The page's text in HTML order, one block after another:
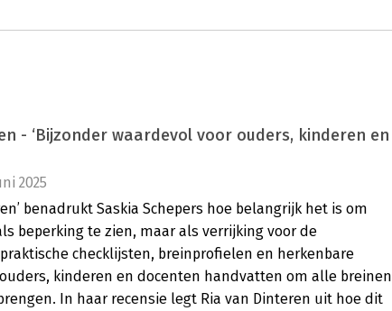
- ‘Bijzonder waardevol voor ouders, kinderen en
2025
benadrukt Saskia Schepers hoe belangrijk het is om
beperking te zien, maar als verrijking voor de
checklijsten, breinprofielen en herkenbare
kinderen en docenten handvatten om alle breinen
In haar recensie legt Ria van Dinteren uit hoe dit